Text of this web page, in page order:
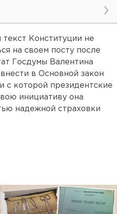
Конституции не
на своем посту после
Госдумы Валентина
в Основной закон
с которой президентские
инициативу она
надежной страховки